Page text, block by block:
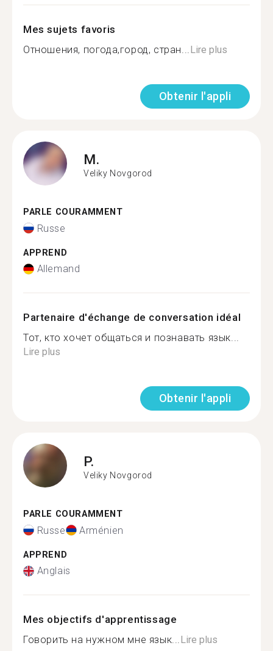
Mes sujets favoris
Отношения, погода,город, стран...Lire plus
Obtenir l'appli
M.
Veliky Novgorod
PARLE COURAMMENT
Russe
APPREND
Allemand
Partenaire d'échange de conversation idéal
Тот, кто хочет общаться и познавать язык...
Lire plus
Obtenir l'appli
P.
Veliky Novgorod
PARLE COURAMMENT
Russe Arménien
APPREND
Anglais
Mes objectifs d'apprentissage
Говорить на нужном мне язык...Lire plus